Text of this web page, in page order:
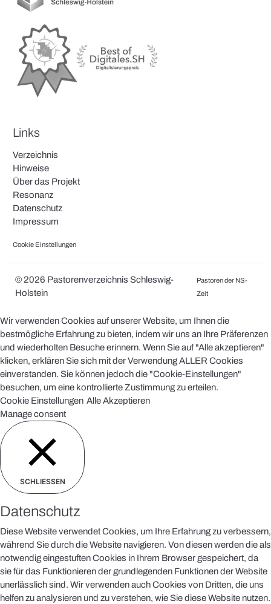
Links
Verzeichnis
Hinweise
Über das Projekt
Resonanz
Datenschutz
Impressum
Cookie Einstellungen
© 2026 Pastorenverzeichnis Schleswig-
Holstein
Pastoren der NS-
Zeit
Wir verwenden Cookies auf unserer Website, um Ihnen die
bestmögliche Erfahrung zu bieten, indem wir uns an Ihre Präferenzen
und wiederholten Besuche erinnern. Wenn Sie auf "Alle akzeptieren"
klicken, erklären Sie sich mit der Verwendung ALLER Cookies
einverstanden. Sie können jedoch die "Cookie-Einstellungen"
besuchen, um eine kontrollierte Zustimmung zu erteilen.
Cookie Einstellungen Alle Akzeptieren
Manage consent
SCHLIESSEN
Datenschutz
Diese Website verwendet Cookies, um Ihre Erfahrung zu verbessern,
während Sie durch die Website navigieren. Von diesen werden die als
notwendig eingestuften Cookies in Ihrem Browser gespeichert, da
sie für das Funktionieren der grundlegenden Funktionen der Website
unerlässlich sind. Wir verwenden auch Cookies von Dritten, die uns
helfen zu analysieren und zu verstehen, wie Sie diese Website nutzen.